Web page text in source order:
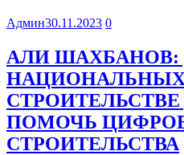
Админ30.11.2023 0
АЛИ ШАХБАНОВ:
ПОМОЧЬ
СТРОИТЕЛЬСТВА